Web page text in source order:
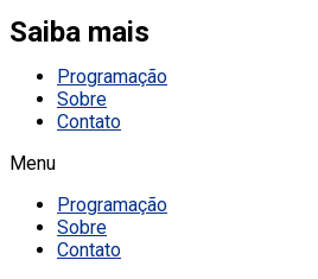
Saiba mais
Programação
Sobre
Contato
Menu
Programação
Sobre
Contato